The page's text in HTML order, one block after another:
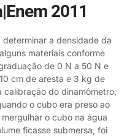
2011
a densidade da
materiais conforme
de 0 N a 50 N e
cm de aresta e 3 kg de
calibração do dinamômetro,
o cubo era preso ao
o cubo na água
ficasse submersa, foi